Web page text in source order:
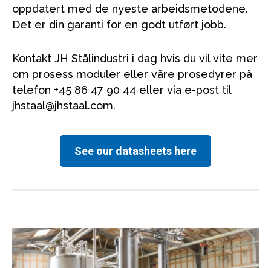
oppdatert med de nyeste arbeidsmetodene.
Det er din garanti for en godt utført jobb.
Kontakt JH Stålindustri i dag hvis du vil vite mer
om prosess moduler eller våre prosedyrer på
telefon +45 86 47 90 44 eller via e-post til
jhstaal@jhstaal.com.
See our datasheets here